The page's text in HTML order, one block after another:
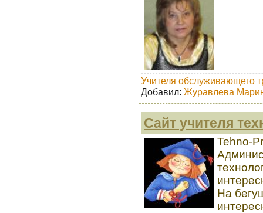
Учителя обслуживающего
Добавил: Журавлева
Сайт учителя
Tehno-
На